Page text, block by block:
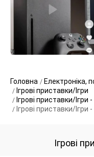
Головна
Електроніка,
Ігрові приставки/Ігри
Ігрові приставки/
Ігрові приставки/Ігри
Ігрові